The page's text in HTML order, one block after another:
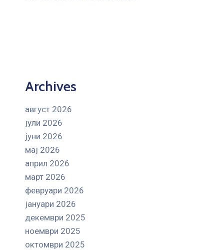
Archives
август 2026
јули 2026
јуни 2026
мај 2026
април 2026
март 2026
февруари 2026
јануари 2026
декември 2025
ноември 2025
октомври 2025